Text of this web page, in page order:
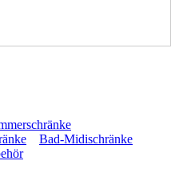
Bad-Midischränke